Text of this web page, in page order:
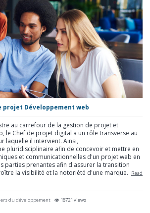
projet Développement web
au carrefour de la gestion de projet et
le Chef de projet digital a un rôle transverse au
laquelle il intervient. Ainsi,
pluridisciplinaire afin de concevoir et mettre en
et communicationnelles d'un projet web en
parties prenantes afin d'assurer la transition
la visibilité et la notoriété d'une marque.
Read
du développement 18721 views